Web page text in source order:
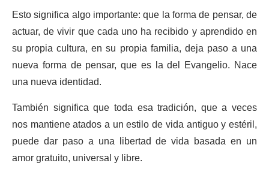
Esto significa algo importante: que la forma de pensar, de
actuar, de vivir que cada uno ha recibido y aprendido en
su propia cultura, en su propia familia, deja paso a una
nueva forma de pensar, que es la del Evangelio. Nace
una nueva identidad.
También significa que toda esa tradición, que a veces
nos mantiene atados a un estilo de vida antiguo y estéril,
puede dar paso a una libertad de vida basada en un
amor gratuito, universal y libre.